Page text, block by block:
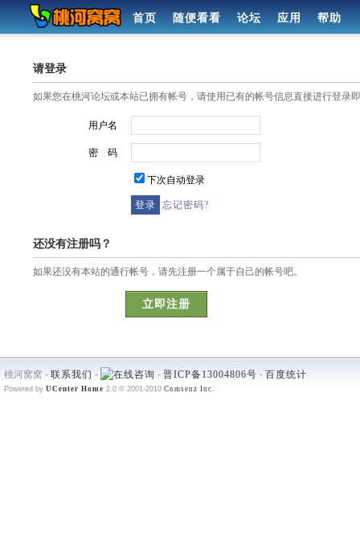
首页 随便看看 论坛 应用 帮助
请登录
如果您在桃河论坛或本站已拥有帐号，请使用已有的帐号信息直接进行登录
用户名
密 码
下次自动登录
忘记密码?
还没有注册吗？
如果还没有本站的通行帐号，请先注册一个属于自己的帐号吧。
立即注册
桃河窝窝 - 联系我们 - - 晋ICP备13004806号 - 百度统计
Powered by UCenter Home 2.0 © 2001-2010 Comsenz Inc.